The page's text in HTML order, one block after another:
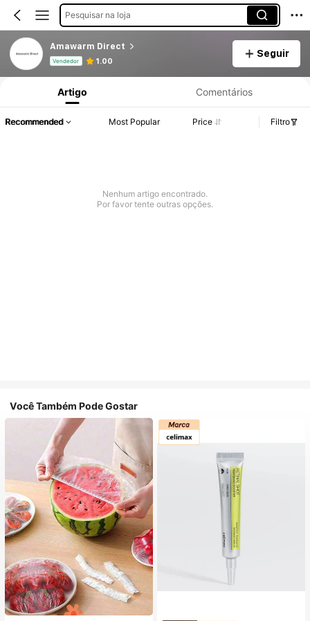
Pesquisar na loja
Amawarm Direct
Vendedor 1.00
Seguir
Informações do Produto: Divulgação de Preço, Vendas e Detalhes de Stock.
Artigo Comentários
Recommended Most Popular Price Filtro
Nenhum artigo encontrado.
Por favor tente outras opções.
Você Também Pode Gostar